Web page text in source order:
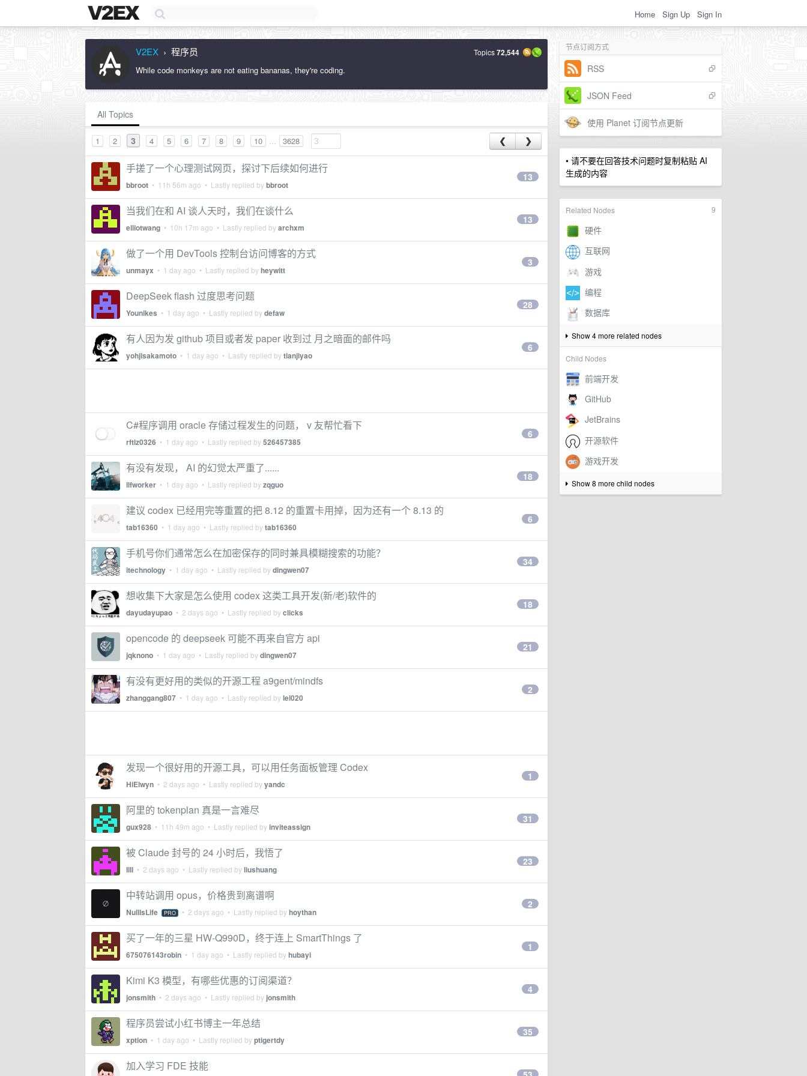
Home Sign Up Sign In
节点订阅方式
RSS
JSON Feed
使用 Planet 订阅节点更新
• 请不要在回答技术问题时复制粘贴 AI
生成的内容
9
Related Nodes
Show 4 more related nodes
Child Nodes
Show 8 more child nodes
V2EX › 程序员 Topics72,544
While code monkeys are not eating bananas, they're coding.
All Topics
1 2 3 4 5 6 7 8 9 10 ... 3628 ❮ ❯
手搓了一个心理测试网页，探讨下后续如何进行
bbroot • 11h 56m ago • Lastly replied bybbroot
13
当我们在和 AI 谈人天时，我们在谈什么
elliotwang • 10h 17m ago • Lastly replied byarchxm
13
做了一个用 DevTools 控制台访问博客的方式
unmayx • 1 day ago • Lastly replied byheywitt
3
DeepSeek flash 过度思考问题
Younikes • 1 day ago • Lastly replied bydefaw
28
有人因为发 github 项目或者发 paper 收到过 月之暗面的邮件吗
yohjisakamoto • 1 day ago • Lastly replied bytianjiyao
6
C#程序调用 oracle 存储过程发生的问题， v 友帮忙看下
rftlz0326 • 1 day ago • Lastly replied by526457385
6
有没有发现， AI 的幻觉太严重了......
llfworker • 1 day ago • Lastly replied byzqguo
18
建议 codex 已经用完等重置的把 8.12 的重置卡用掉，因为还有一个 8.13 的
tab16360 • 1 day ago • Lastly replied bytab16360
6
手机号你们通常怎么在加密保存的同时兼具模糊搜索的功能？
itechnology • 1 day ago • Lastly replied bydingwen07
34
想收集下大家是怎么使用 codex 这类工具开发(新/老)软件的
dayudayupao • 2 days ago • Lastly replied byclicks
18
opencode 的 deepseek 可能不再来自官方 api
jqknono • 1 day ago • Lastly replied bydingwen07
21
有没有更好用的类似的开源工程 a9gent/mindfs
zhanggang807 • 1 day ago • Lastly replied bylel020
2
发现一个很好用的开源工具，可以用任务面板管理 Codex
HiElwyn • 2 days ago • Lastly replied byyandc
1
阿里的 tokenplan 真是一言难尽
gux928 • 11h 49m ago • Lastly replied byinviteassign
31
被 Claude 封号的 24 小时后，我悟了
IlIl • 2 days ago • Lastly replied byliushuang
23
中转站调用 opus，价格贵到离谱啊
NullIsLife PRO • 2 days ago • Lastly replied byhoythan
2
买了一年的三星 HW-Q990D，终于连上 SmartThings 了
675076143robin • 1 day ago • Lastly replied byhubayi
1
Kimi K3 模型，有哪些优惠的订阅渠道？
jonsmith • 2 days ago • Lastly replied by jonsmith
4
程序员尝试小红书博主一年总结
xption • 1 day ago • Lastly replied byptigertdy
35
加入学习 FDE 技能